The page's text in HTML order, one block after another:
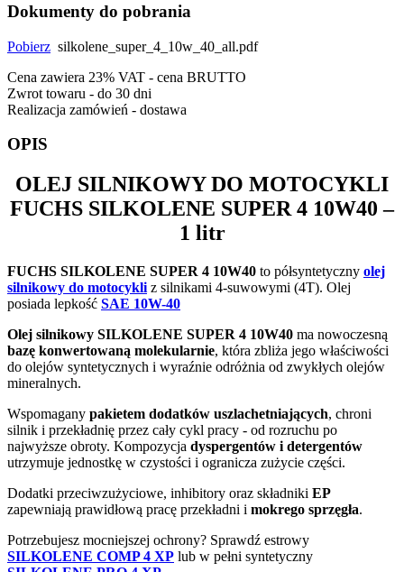
Dokumenty do pobrania
Pobierz silkolene_super_4_10w_40_all.pdf
Cena zawiera 23% VAT - cena BRUTTO
Zwrot towaru - do 30 dni
Realizacja zamówień - dostawa
OPIS
OLEJ SILNIKOWY DO MOTOCYKLI
FUCHS SILKOLENE SUPER 4 10W40 –
1 litr
FUCHS SILKOLENE SUPER 4 10W40 to półsyntetyczny olej
silnikowy do motocykli z silnikami 4-suwowymi (4T). Olej
posiada lepkość SAE 10W-40
Olej silnikowy SILKOLENE SUPER 4 10W40 ma nowoczesną
bazę konwertowaną molekularnie, która zbliża jego właściwości
do olejów syntetycznych i wyraźnie odróżnia od zwykłych olejów
mineralnych.
Wspomagany pakietem dodatków uszlachetniających, chroni
silnik i przekładnię przez cały cykl pracy - od rozruchu po
najwyższe obroty. Kompozycja dyspergentów i detergentów
utrzymuje jednostkę w czystości i ogranicza zużycie części.
Dodatki przeciwzużyciowe, inhibitory oraz składniki EP
zapewniają prawidłową pracę przekładni i mokrego sprzęgła.
Potrzebujesz mocniejszej ochrony? Sprawdź estrowy
SILKOLENE COMP 4 XP lub w pełni syntetyczny